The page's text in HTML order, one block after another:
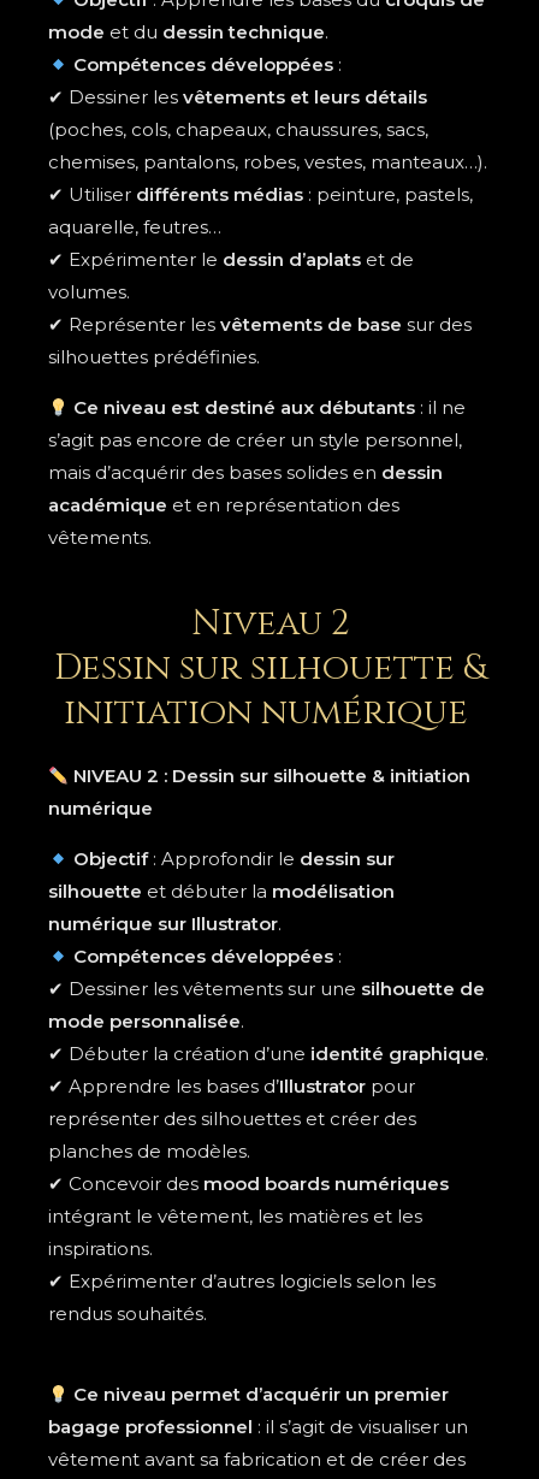
mode et du dessin technique.
Compétences développées :
✔ Dessiner les vêtements et leurs détails
(poches, cols, chapeaux, chaussures, sacs,
chemises, pantalons, robes, vestes, manteaux…).
✔ Utiliser différents médias : peinture, pastels,
aquarelle, feutres…
✔ Expérimenter le dessin d’aplats et de
volumes.
✔ Représenter les vêtements de base sur des
silhouettes prédéfinies.
Ce niveau est destiné aux débutants : il ne
s’agit pas encore de créer un style personnel,
mais d’acquérir des bases solides en dessin
académique et en représentation des
vêtements.
Niveau 2
Dessin sur silhouette &
initiation numérique
NIVEAU 2 : Dessin sur silhouette & initiation
numérique
Objectif: Approfondir le dessin sur
silhouette et débuter la modélisation
numérique sur Illustrator.
Compétences développées :
✔ Dessiner les vêtements sur une silhouette de
mode personnalisée.
✔ Débuter la création d’une identité graphique.
✔ Apprendre les bases d’Illustrator pour
représenter des silhouettes et créer des
planches de modèles.
✔ Concevoir des mood boards numériques
intégrant le vêtement, les matières et les
inspirations.
✔ Expérimenter d’autres logiciels selon les
rendus souhaités.
Ce niveau permet d’acquérir un premier
bagage professionnel : il s’agit de visualiser un
vêtement avant sa fabrication et de créer des